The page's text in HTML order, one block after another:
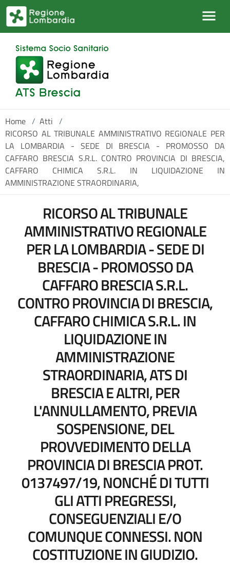
Salta al contenuto principale
Home / Atti /
RICORSO AL TRIBUNALE AMMINISTRATIVO REGIONALE PER
LA LOMBARDIA - SEDE DI BRESCIA - PROMOSSO DA
CAFFARO BRESCIA S.R.L. CONTRO PROVINCIA DI BRESCIA,
CAFFARO CHIMICA S.R.L. IN LIQUIDAZIONE IN
AMMINISTRAZIONE STRAORDINARIA,
RICORSO AL TRIBUNALE
AMMINISTRATIVO REGIONALE
PER LA LOMBARDIA - SEDE DI
BRESCIA - PROMOSSO DA
CAFFARO BRESCIA S.R.L.
CONTRO PROVINCIA DI BRESCIA,
CAFFARO CHIMICA S.R.L. IN
LIQUIDAZIONE IN
AMMINISTRAZIONE
STRAORDINARIA, ATS DI
BRESCIA E ALTRI, PER
L'ANNULLAMENTO, PREVIA
SOSPENSIONE, DEL
PROVVEDIMENTO DELLA
PROVINCIA DI BRESCIA PROT.
0137497/19, NONCHÉ DI TUTTI
GLI ATTI PREGRESSI,
CONSEGUENZIALI E/O
COMUNQUE CONNESSI. NON
COSTITUZIONE IN GIUDIZIO.